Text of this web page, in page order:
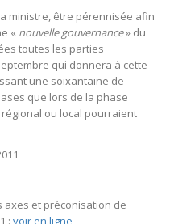
ministre, être pérennisée afin
« nouvelle gouvernance» du
toutes les parties
qui donnera à cette
une soixantaine de
que lors de la phase
ou local pourraient
axes et préconisation de
: voir en ligne